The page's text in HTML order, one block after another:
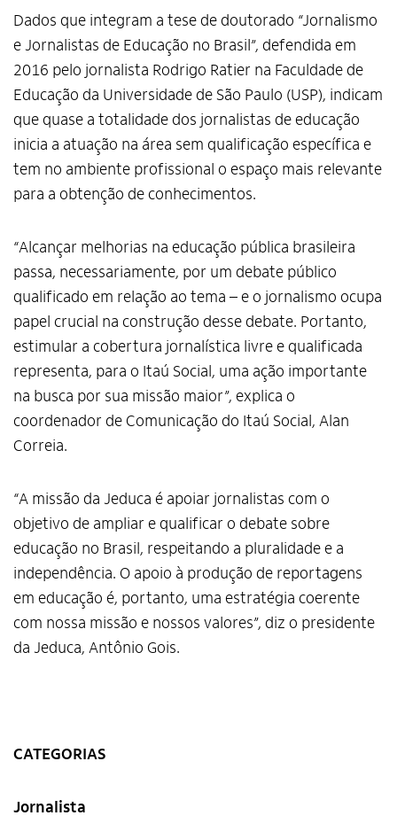
Dados que integram a tese de doutorado “Jornalismo
e Jornalistas de Educação no Brasil”, defendida em
2016 pelo jornalista Rodrigo Ratier na Faculdade de
Educação da Universidade de São Paulo (USP), indicam
que quase a totalidade dos jornalistas de educação
inicia a atuação na área sem qualificação específica e
tem no ambiente profissional o espaço mais relevante
para a obtenção de conhecimentos.
“Alcançar melhorias na educação pública brasileira
passa, necessariamente, por um debate público
qualificado em relação ao tema – e o jornalismo ocupa
papel crucial na construção desse debate. Portanto,
estimular a cobertura jornalística livre e qualificada
representa, para o Itaú Social, uma ação importante
na busca por sua missão maior”, explica o
coordenador de Comunicação do Itaú Social, Alan
Correia.
“A missão da Jeduca é apoiar jornalistas com o
objetivo de ampliar e qualificar o debate sobre
educação no Brasil, respeitando a pluralidade e a
independência. O apoio à produção de reportagens
em educação é, portanto, uma estratégia coerente
com nossa missão e nossos valores”, diz o presidente
da Jeduca, Antônio Gois.
CATEGORIAS
Jornalista